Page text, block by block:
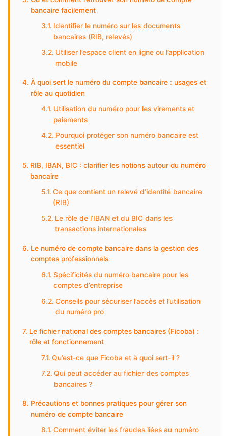
bancaire facilement
Identifier le numéro sur les documents
bancaires (RIB, relevés)
Utiliser l’espace client en ligne ou l’application
mobile
À quoi sert le numéro du compte bancaire : usages et
rôle au quotidien
Utilisation du numéro pour les virements et
paiements
Pourquoi protéger son numéro bancaire est
essentiel
RIB, IBAN, BIC : clarifier les notions autour du numéro
bancaire
Ce que contient un relevé d’identité bancaire
(RIB)
Le rôle de l’IBAN et du BIC dans les
transactions internationales
Le numéro de compte bancaire dans la gestion des
comptes professionnels
Spécificités du numéro bancaire pour les
comptes d’entreprise
Conseils pour sécuriser l’accès et l’utilisation
du numéro pro
Le fichier national des comptes bancaires (Ficoba) :
rôle et fonctionnement
Qu’est-ce que Ficoba et à quoi sert-il ?
Qui peut accéder au fichier des comptes
bancaires ?
Précautions et bonnes pratiques pour gérer son
numéro de compte bancaire
Comment éviter les fraudes liées au numéro